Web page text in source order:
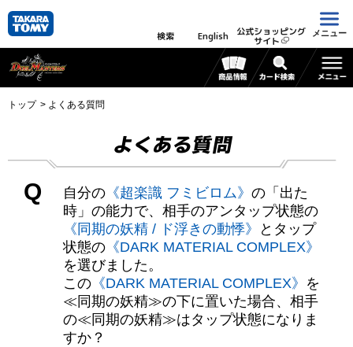
検索 English 公式ショッピング
サイト
メニュー
トップ よくある質問
よくある質問
Q 自分の 《超楽識 フミビロム》 の「出た
時」の能力で、相手のアンタップ状態の
《同期の妖精 / ド浮きの動悸》
とタップ
状態の 《DARK MATERIAL COMPLEX》
を選びました。
この 《DARK MATERIAL COMPLEX》 を
≪同期の妖精≫の下に置いた場合、相手
の≪同期の妖精≫はタップ状態になりま
すか？